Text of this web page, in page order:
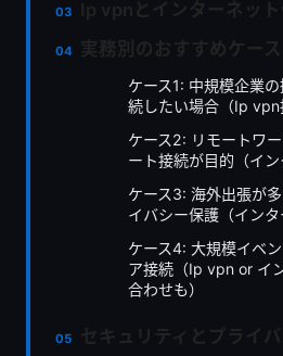
ケース1: 中規模企業
続したい場合（Ip vpn
ケース2: リモートワ
ート接続が目的（イ
ケース3: 海外出張が
イバシー保護（インタ
ケース4: 大規模イベ
ア接続（Ip vpn or イ
合わせも）